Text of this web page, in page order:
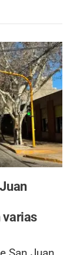
varias